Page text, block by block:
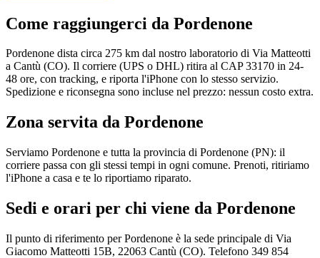
Come raggiungerci da Pordenone
Pordenone dista circa 275 km dal nostro laboratorio di Via Matteotti
a Cantù (CO). Il corriere (UPS o DHL) ritira al CAP 33170 in 24-
48 ore, con tracking, e riporta l'iPhone con lo stesso servizio.
Spedizione e riconsegna sono incluse nel prezzo: nessun costo extra.
Zona servita da Pordenone
Serviamo Pordenone e tutta la provincia di Pordenone (PN): il
corriere passa con gli stessi tempi in ogni comune. Prenoti, ritiriamo
l'iPhone a casa e te lo riportiamo riparato.
Sedi e orari per chi viene da Pordenone
Il punto di riferimento per Pordenone è la sede principale di Via
Giacomo Matteotti 15B, 22063 Cantù (CO). Telefono 349 854